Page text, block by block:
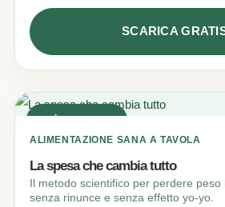
SCARICA
ALIMENTAZIONE SANA A TAVOLA
La spesa che cambia tutto
Il metodo scientifico per perdere
senza rinunce e senza effetto yo-yo.